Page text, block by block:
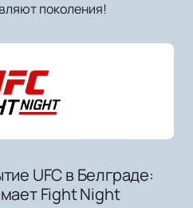
поколения!
UFC в Белграде:
Fight Night